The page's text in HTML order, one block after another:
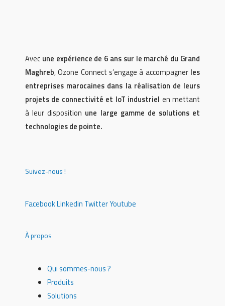
Avec une expérience de 6 ans sur le marché du Grand
Maghreb, Ozone Connect s’engage à accompagner les
entreprises marocaines dans la réalisation de leurs
projets de connectivité et IoT industriel en mettant
à leur disposition une large gamme de solutions et
technologies de pointe.
Suivez-nous !
FacebookLinkedin TwitterYoutube
À propos
Qui sommes-nous ?
Produits
Solutions